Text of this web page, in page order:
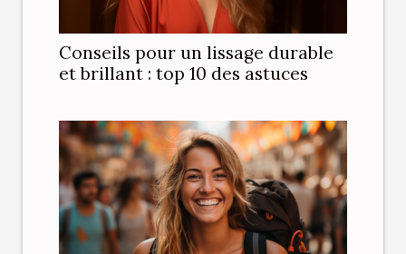
Conseils pour un lissage durable
et brillant : top 10 des astuces